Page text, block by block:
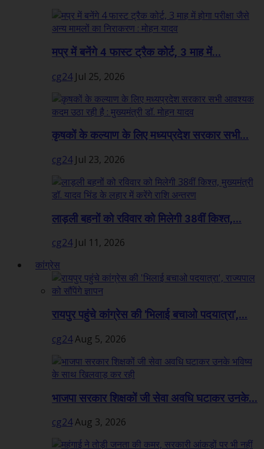
मप्र में बनेंगे 4 फास्ट ट्रैक कोर्ट, 3 माह में...
cg24 Jul 25, 2026
कृषकों के कल्याण के लिए मध्यप्रदेश सरकार सभी...
cg24 Jul 23, 2026
लाड़ली बहनों को रविवार को मिलेगी 38वीं किश्त,...
cg24 Jul 11, 2026
कांग्रेस
रायपुर पहुंचे कांग्रेस की 'भिलाई बचाओ पदयात्रा',...
cg24Aug 5, 2026
भाजपा सरकार शिक्षकों जी सेवा अवधि घटाकर उनके...
cg24Aug 3, 2026